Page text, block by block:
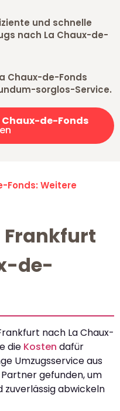
und schnelle
nach La Chaux-de-
Chaux-de-Fonds
sorglos-Service.
de-Fonds
Fonds: Weitere
Frankfurt
de-
nach La Chaux-
die Kosten dafür
Umzugsservice aus
gefunden, um
zuverlässig abwickeln